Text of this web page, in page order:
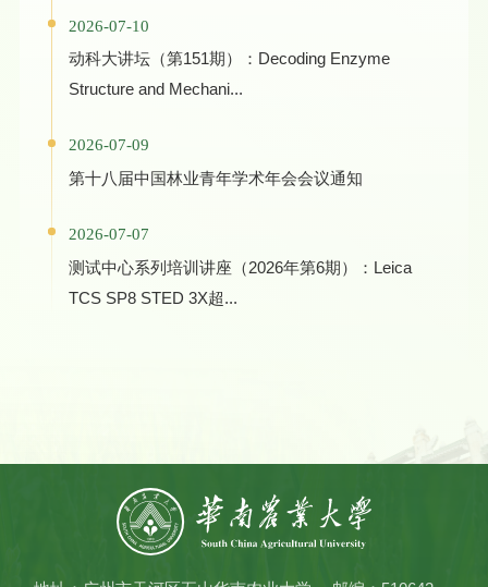
2026-07-10
动科大讲坛（第151期）：Decoding Enzyme
Structure and Mechani...
2026-07-09
第十八届中国林业青年学术年会会议通知
2026-07-07
测试中心系列培训讲座（2026年第6期）：Leica
TCS SP8 STED 3X超...